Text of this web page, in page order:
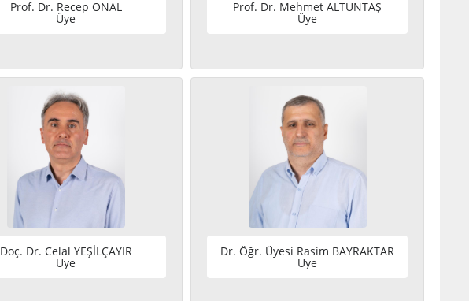
Prof. Dr. Recep ÖNAL
Üye
Prof. Dr. Mehmet ALTUNTAŞ
Üye
Doç. Dr. Celal YEŞİLÇAYIR
Üye
Dr. Öğr. Üyesi Rasim BAYRAKTAR
Üye